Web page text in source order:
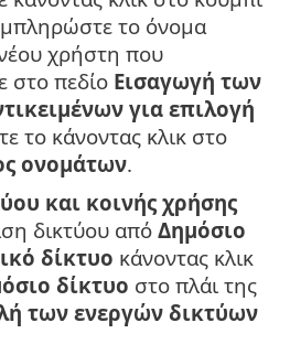
το όνομα
χρήστη που
στο πεδίο Εισαγωγή των
για επιλογή
το κάνοντας κλικ στο
ονομάτων.
και κοινής χρήσης
δικτύου από Δημόσιο
δίκτυο κάνοντας κλικ
δίκτυο στο πλάι της
των ενεργών δικτύων